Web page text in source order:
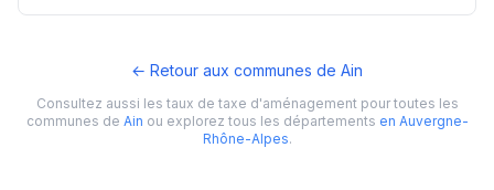
← Retour aux communes de Ain
Consultez aussi les taux de taxe d'aménagement pour toutes les
communes de Ain ou explorez tous les départements en Auvergne-
Rhône-Alpes.